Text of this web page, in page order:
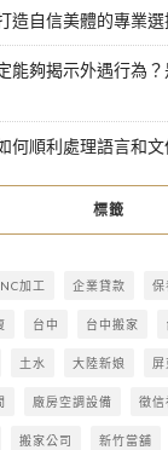
造自信美體的專業選
能夠揭示外遇行為
何順利處理語言和文
標籤
加工 企業貸款 保
台中 台中搬家
土水 大陸新娘
廠房空調設備 徵信
搬家公司 新竹當舖